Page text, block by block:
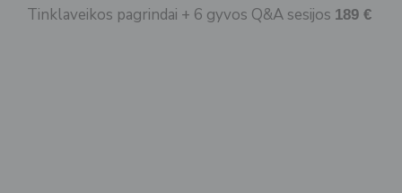
Tinklaveikos pagrindai + 6 gyvos Q&A sesijos 189 €